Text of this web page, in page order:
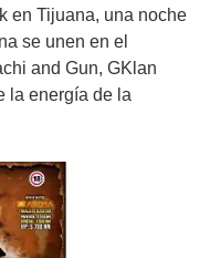
en Tijuana, una noche
se unen en el
and Gun, GKlan
la energía de la